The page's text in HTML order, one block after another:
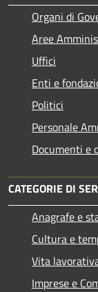
Organi di
Aree
Uffici
Enti e
Politici
Personale
Documenti e
CATEGORIE DI
Anagrafe e
Cultura e
Vita
Imprese e